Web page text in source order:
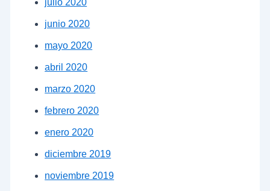
julio 2020
junio 2020
mayo 2020
abril 2020
marzo 2020
febrero 2020
enero 2020
diciembre 2019
noviembre 2019